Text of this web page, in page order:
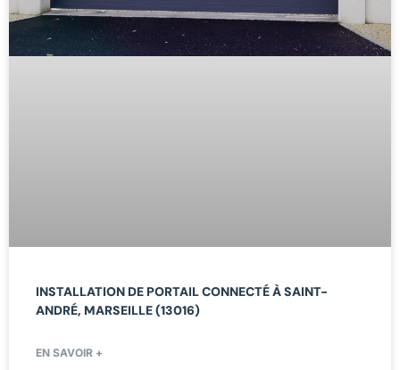
INSTALLATION DE PORTAIL CONNECTÉ À SAINT-
ANDRÉ, MARSEILLE (13016)
EN SAVOIR +